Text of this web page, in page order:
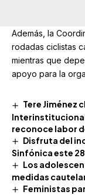
Además, la
rodadas ciclistas
mientras que
apoyo para la
Tere Jiménez
reconoce labor
Disfruta del
Sinfónica este
Los
medidas
Feministas